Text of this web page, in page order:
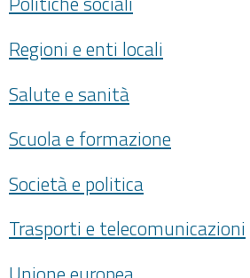
Regioni e enti locali
Salute e sanità
Scuola e formazione
Società e politica
Trasporti e telecomunicazioni